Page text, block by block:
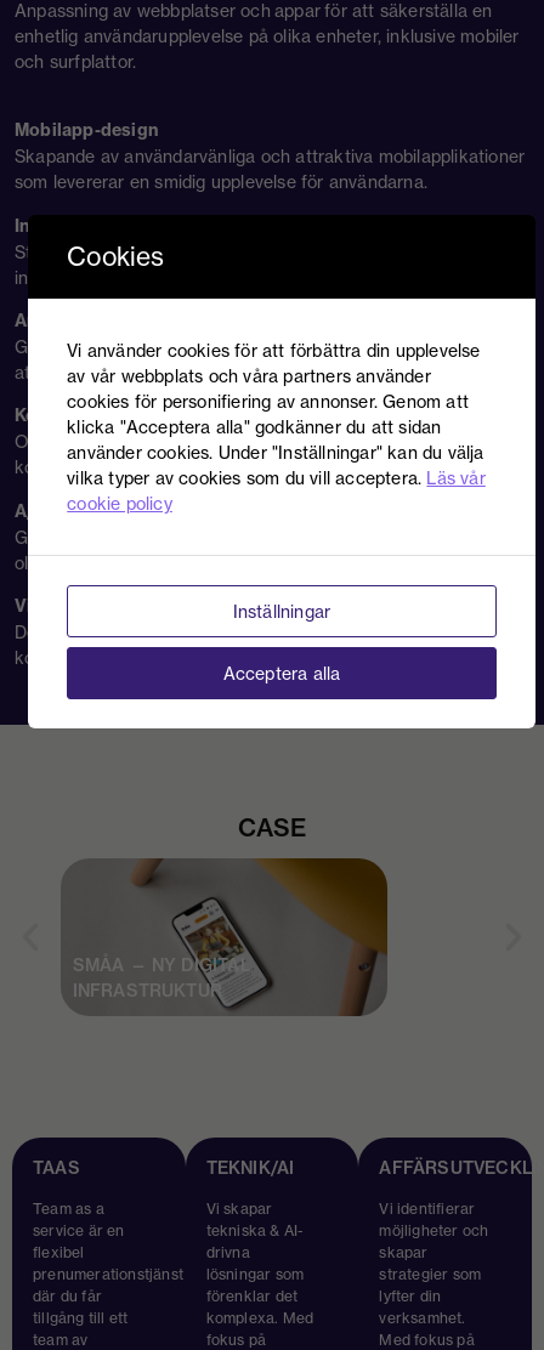
Anpassning av webbplatser och appar för att säkerställa en
enhetlig användarupplevelse på olika enheter, inklusive mobiler
och surfplattor.
Mobilapp-design
Skapande av användarvänliga och attraktiva mobilapplikationer
som levererar en smidig upplevelse för användarna.
Informationsarkitektur
Strukturerad organisation och presentation av information och
innehåll på digitala plattformar för ökad användarförståelse.
Användartester
Genomförande av användartester och användbarhetsstudier för
att utvärdera användarreaktioner och -beteenden.
Konverteringsoptimering
Optimering av digitala plattformar för att öka
konverteringsfrekvenser och måluppfyllelse.
A/B-testning
Genomförande av A/B-tester och split-testing för att jämföra
olika designvarianter och välja den mest effektiva.
Visualisering av data
Design av data-visualiseringar och infografik för att göra
komplex information mer begriplig och engagerande.
CASE
SMÅA — NY DIGITAL
INFRASTRUKTUR
TAAS
Team as a
service är en
flexibel
prenumerationstjänst
där du får
tillgång till ett
team av
TEKNIK/AI
Vi skapar
tekniska & AI-
drivna
lösningar som
förenklar det
komplexa. Med
fokus på
Vi identifierar
möjligheter och
skapar
strategier som
lyfter din
verksamhet.
Med fokus på
Cookies
Vi använder cookies för att förbättra din upplevelse
av vår webbplats och våra partners använder
cookies för personifiering av annonser. Genom att
klicka "Acceptera alla" godkänner du att sidan
använder cookies. Under "Inställningar" kan du välja
vilka typer av cookies som du vill acceptera. Läs vår
cookie policy
Inställningar
Acceptera alla